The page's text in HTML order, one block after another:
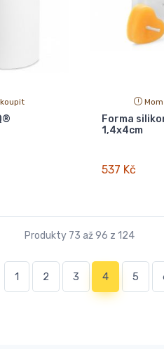
Forma
1,4x4cm
537 Kč
Produkty 73 až 96 z 124
1 2 3 4(current)
5